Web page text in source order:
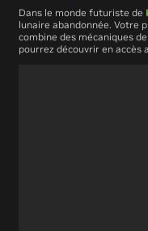
Dans le monde futuriste de
lunaire abandonnée. Votre
combine des mécaniques
pourrez découvrir en accès